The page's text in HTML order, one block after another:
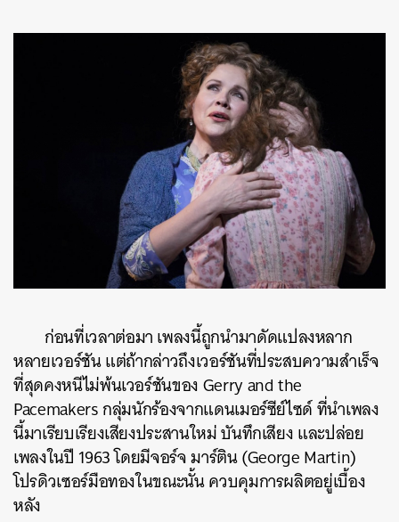
ก่อนที่เวลาต่อมา เพลงนี้ถูกนำมาดัดแปลงหลาก
หลายเวอร์ชัน แต่ถ้ากล่าวถึงเวอร์ชันที่ประสบความสำเร็จ
ที่สุดคงหนีไม่พ้นเวอร์ชันของ Gerry and the
Pacemakers กลุ่มนักร้องจากแดนเมอร์ซีย์ไซด์ ที่นำเพลง
นี้มาเรียบเรียงเสียงประสานใหม่ บันทึกเสียง และปล่อย
เพลงในปี 1963 โดยมีจอร์จ มาร์ติน (George Martin)
โปรดิวเซอร์มือทองในขณะนั้น ควบคุมการผลิตอยู่เบื้อง
หลัง